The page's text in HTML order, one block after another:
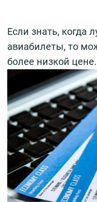
Если знать, когда
авиабилеты, то
более низкой цене.